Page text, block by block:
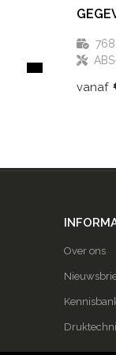
vanaf
Over ons